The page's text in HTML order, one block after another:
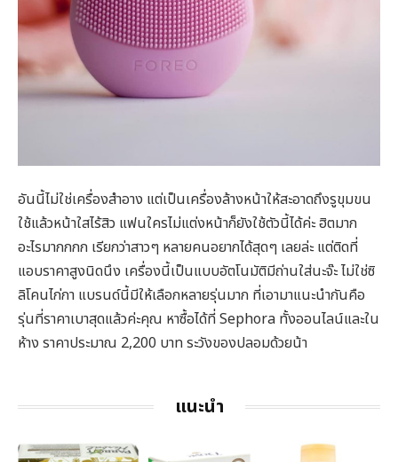
อันนี้ไม่ใช่เครื่องสำอาง แต่เป็นเครื่องล้างหน้าให้สะอาดถึงรูขุมขน
ใช้แล้วหน้าใสไร้สิว แฟนใครไม่แต่งหน้าก็ยังใช้ตัวนี้ได้ค่ะ ฮิตมาก
อะไรมากกกก เรียกว่าสาวๆ หลายคนอยากได้สุดๆ เลยล่ะ แต่ติดที่
แอบราคาสูงนิดนึง เครื่องนี้เป็นแบบอัตโนมัติมีถ่านใส่นะจ๊ะ ไม่ใช่ซิ
ลิโคนไก่กา แบรนด์นี้มีให้เลือกหลายรุ่นมาก ที่เอามาแนะนำกันคือ
รุ่นที่ราคาเบาสุดแล้วค่ะคุณ หาซื้อได้ที่ Sephora ทั้งออนไลน์และใน
ห้าง ราคาประมาณ 2,200 บาท ระวังของปลอมด้วยน้า
แนะนำ